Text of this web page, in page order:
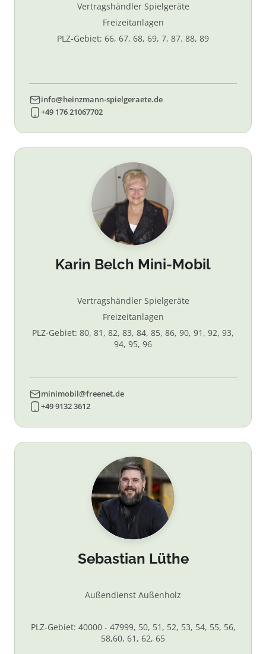
Vertragshändler Spielgeräte
Freizeitanlagen
PLZ-Gebiet: 66, 67, 68, 69, 7, 87. 88, 89
info@heinzmann-spielgeraete.de
+49 176 21067702
Karin Belch Mini-Mobil
Vertragshändler Spielgeräte
Freizeitanlagen
PLZ-Gebiet: 80, 81, 82, 83, 84, 85, 86, 90, 91, 92, 93,
94, 95, 96
minimobil@freenet.de
+49 9132 3612
Sebastian Lüthe
Außendienst Außenholz
PLZ-Gebiet: 40000 - 47999, 50, 51, 52, 53, 54, 55, 56,
58,60, 61, 62, 65